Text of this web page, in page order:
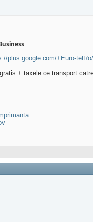
plus.google.com/+Euro-
+ taxele de transport